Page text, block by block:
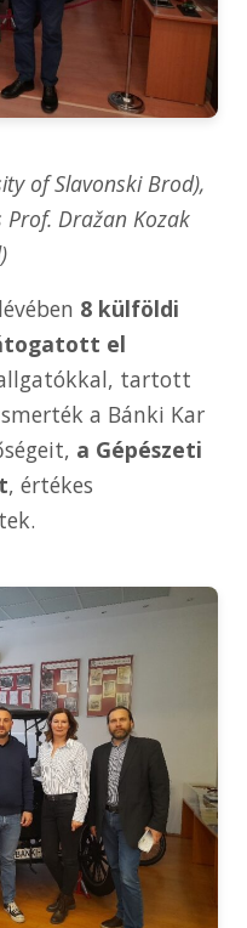
of Slavonski Brod),
Prof. Dražan Kozak
8 külföldi
el
tartott
a Bánki Kar
a Gépészeti
, értékes